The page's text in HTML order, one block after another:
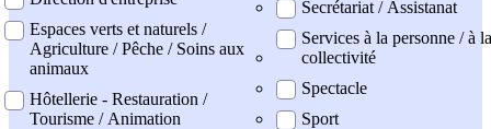
Espaces verts et naturels /
Agriculture / Pêche / Soins aux
animaux
Hôtellerie - Restauration /
Tourisme / Animation
Secrétariat / Assistanat
Services à la personne / à la
collectivité
Spectacle
Sport